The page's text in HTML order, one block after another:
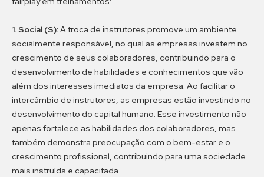
1. Social (S):A troca de instrutores promove um ambiente
socialmente responsável, no qual as empresas investem no
crescimento de seus colaboradores, contribuindo para o
desenvolvimento de habilidades e conhecimentos que vão
além dos interesses imediatos da empresa. Ao facilitar o
intercâmbio de instrutores, as empresas estão investindo no
desenvolvimento do capital humano. Esse investimento não
apenas fortalece as habilidades dos colaboradores, mas
também demonstra preocupação com o bem-estar e o
crescimento profissional, contribuindo para uma sociedade
mais instruída e capacitada.